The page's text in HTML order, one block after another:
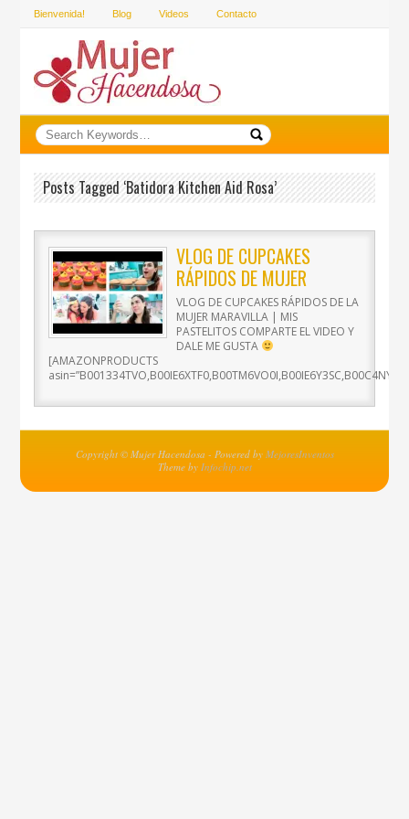
Bienvenida! Blog Videos Contacto
Posts Tagged ‘batidora Kitchen Aid Rosa’
VLOG DE CUPCAKES
RÁPIDOS DE MUJER
MARAVILLA | MIS
PASTELITOS
VLOG DE CUPCAKES RÁPIDOS DE LA
MUJER MARAVILLA | MIS
PASTELITOS COMPARTE EL VIDEO Y
DALE ME GUSTA
[AMAZONPRODUCTS
Copyright © Mujer Hacendosa - Powered by MejoresInventos
Theme by Infochip.net